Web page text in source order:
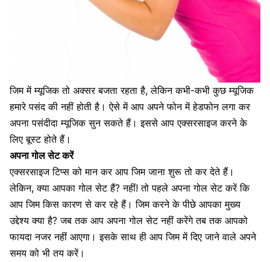
जिम में म्यूजिक तो अक्सर बजता रहता है, लेकिन कभी-कभी कुछम्यूजिक
हमारे पसंदकी नहीं होती है। ऐसे में आप अपने फोन मेंहेडफोनलगा कर
अपना पसंदीदा म्यूजिक सुन सकते हैं। इससे आप एक्सरसाइज करने के
लिए बूस्ट होते हैं।
अपना गोल सेट करें
एक्सरसाइज टिप्स को मान कर आप जिम जाना शुरू तो कर देते हैं।
लेकिन, क्या आपकागोल सेटहैं? नहीं! तो पहले अपना गोल सेट करें कि
आप जिम किस कारण से कर रहे हैं। जिम करने के पीछे आपका मुख्य
उद्देश्य क्या है? जब तक आप अपना गोल सेट नहीं करेंगे तब तक आपको
फायदा नजर नहीं आएगा। इसके साथ ही आप जिम में दिए जाने वाले अपने
समय को भी तय करें।